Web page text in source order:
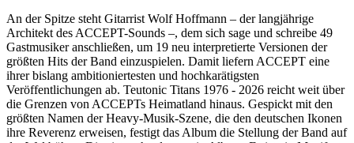
An der Spitze steht Gitarrist Wolf Hoffmann – der langjährige
Architekt des ACCEPT-Sounds –, dem sich sage und schreibe 49
Gastmusiker anschließen, um 19 neu interpretierte Versionen der
größten Hits der Band einzuspielen. Damit liefern ACCEPT eine
ihrer bislang ambitioniertesten und hochkarätigsten
Veröffentlichungen ab. Teutonic Titans 1976 - 2026 reicht weit über
die Grenzen von ACCEPTs Heimatland hinaus. Gespickt mit den
größten Namen der Heavy-Musik-Szene, die den deutschen Ikonen
ihre Reverenz erweisen, festigt das Album die Stellung der Band auf